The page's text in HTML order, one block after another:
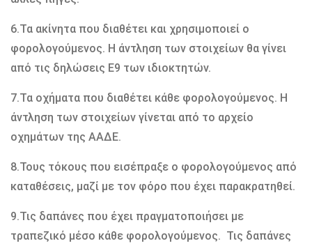
6.Τα ακίνητα που διαθέτει και χρησιμοποιεί ο
φορολογούμενος. Η άντληση των στοιχείων θα γίνει
από τις δηλώσεις Ε9 των ιδιοκτητών.
7.Τα οχήματα που διαθέτει κάθε φορολογούμενος. Η
άντληση των στοιχείων γίνεται από το αρχείο
οχημάτων της ΑΑΔΕ.
8.Τους τόκους που εισέπραξε ο φορολογούμενος από
καταθέσεις, μαζί με τον φόρο που έχει παρακρατηθεί.
9.Τις δαπάνες που έχει πραγματοποιήσει με
τραπεζικό μέσο κάθε φορολογούμενος. Τις δαπάνες